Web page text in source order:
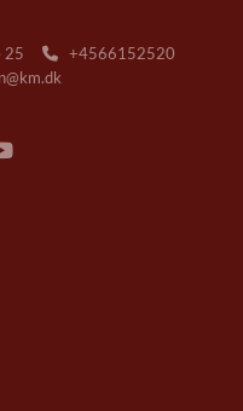
25 +4566152520